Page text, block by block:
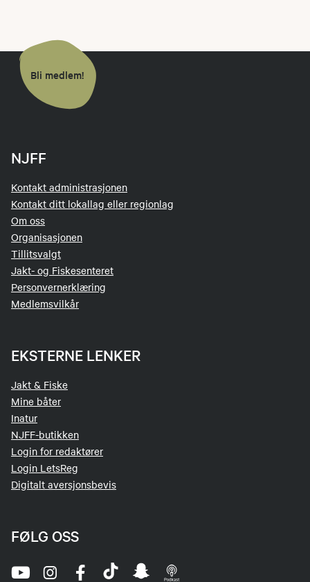
Bli medlem!
NJFF
Kontakt administrasjonen
Kontakt ditt lokallag eller regionlag
Om oss
Organisasjonen
Tillitsvalgt
Jakt- og Fiskesenteret
Personvernerklæring
Medlemsvilkår
EKSTERNE LENKER
Jakt & Fiske
Mine båter
Inatur
NJFF-butikken
Login for redaktører
Login LetsReg
Digitalt aversjonsbevis
FØLG OSS